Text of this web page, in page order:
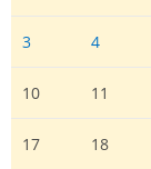
3 4
10 11
17 18